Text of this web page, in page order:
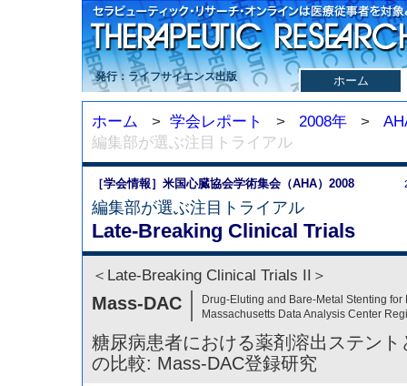
発行：ライフサイエンス出版 ホーム
ホーム > 学会レポート > 2008年 >
編集部が選ぶ注目トライアル
［学会情報］米国心臓協会学術集会（AHA）2008
編集部が選ぶ注目トライアル
Late-Breaking Clinical Trials
＜Late-Breaking Clinical Trials II＞
Mass-DAC
Drug-Eluting and Bare-Metal Stenting
Massachusetts Data Analysis Center
糖尿病患者における薬剤溶出ステン
の比較: Mass-DAC登録研究